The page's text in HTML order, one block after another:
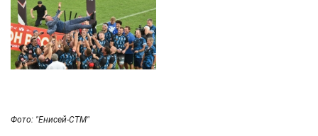
Фото: "Енисей-СТМ"